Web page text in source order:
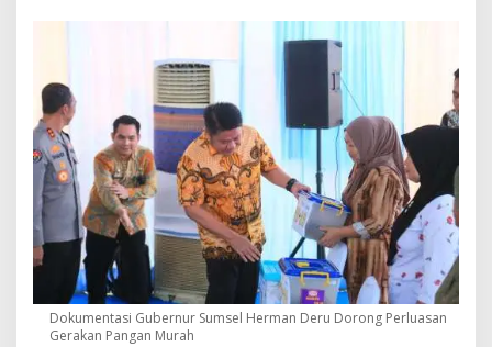
Dokumentasi Gubernur Sumsel Herman Deru Dorong Perluasan
Gerakan Pangan Murah